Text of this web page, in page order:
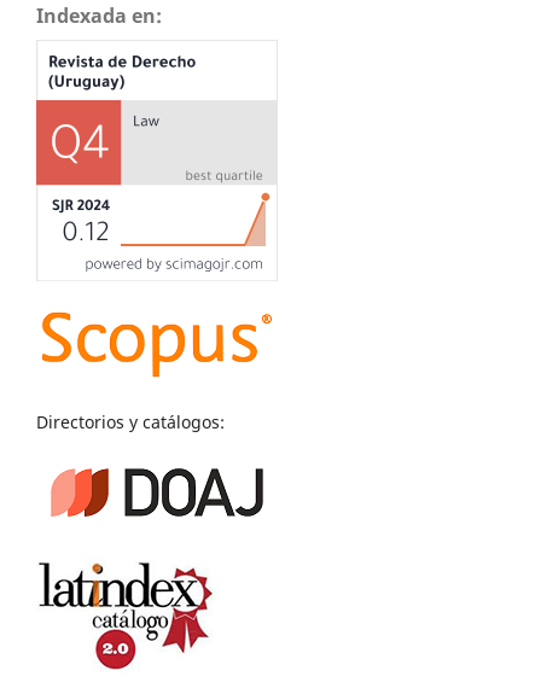
Indexada en:
Directorios y catálogos: